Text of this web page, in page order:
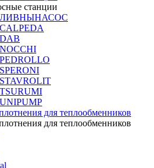
станции
ЛИВНЫНАСОС
для теплообменников
для теплообменников